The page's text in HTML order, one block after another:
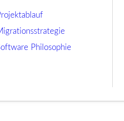
Philosophie